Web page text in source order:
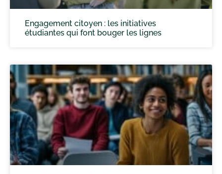
Engagement citoyen : les initiatives
étudiantes qui font bouger les lignes